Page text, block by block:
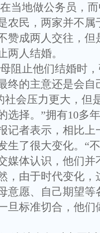
当地做公务员，
农民，两家并不属
赞成两人交往，但
两人结婚。
阻止他们结婚时
终的主意还是会自
社会压力更大，但
选择。”拥有10多
记者表示，相比上
生了很大变化。“
媒体认识，他们并
，由于时代变化，
意愿、自己期望等
旦标准切合，他们